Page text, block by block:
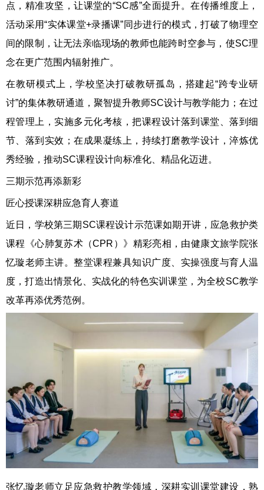
点，精准攻坚，让课堂的“SC感”全面提升。在传播维度上，
活动采用“实体课堂+录播课”同步进行的模式，打破了物理空
间的限制，让无法亲临现场的教师也能跨时空参与，使SC理
念在更广范围内辐射推广。
在教研模式上，学校坚决打破教研孤岛，搭建起“跨专业研
讨”的集体教研通道，聚智提升教师SC设计与教学能力；在过
程管理上，实施多元化考核，把课程设计落到课堂、落到细
节、落到实效；在成果凝练上，持续打磨教学设计，淬炼优
秀经验，推动SC课程设计向标准化、精品化迈进。
三期示范再添新彩
匠心授课深耕应急育人赛道
近日，学校第三期SC课程设计示范课如期开讲，应急救护类
课程《心肺复苏术（CPR）》精彩亮相，由健康文旅学院张
忆璇老师主讲。整堂课程兼具知识广度、实操强度与育人温
度，打造出情景化、实战化的特色实训课堂，为全校SC教学
改革再添优秀范例。
张忆璇老师立足应急救护教学领域，深耕实训课堂建设，熟